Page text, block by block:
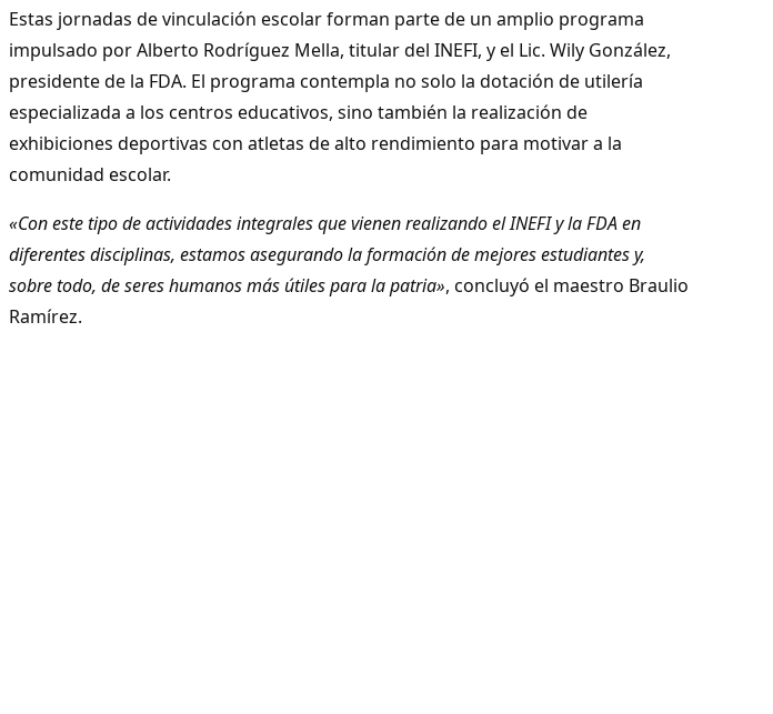
Estas jornadas de vinculación escolar forman parte de un amplio programa
impulsado por Alberto Rodríguez Mella, titular del INEFI, y el Lic. Wily González,
presidente de la FDA. El programa contempla no solo la dotación de utilería
especializada a los centros educativos, sino también la realización de
exhibiciones deportivas con atletas de alto rendimiento para motivar a la
comunidad escolar.
«Con este tipo de actividades integrales que vienen realizando el INEFI y la FDA en
diferentes disciplinas, estamos asegurando la formación de mejores estudiantes y,
sobre todo, de seres humanos más útiles para la patria», concluyó el maestro Braulio
Ramírez.